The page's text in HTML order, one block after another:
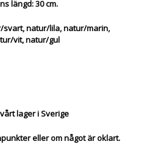
längd: 30 cm.
svart, natur/lila, natur/marin,
vit, natur/gul
lager i Sverige
eller om något är oklart.